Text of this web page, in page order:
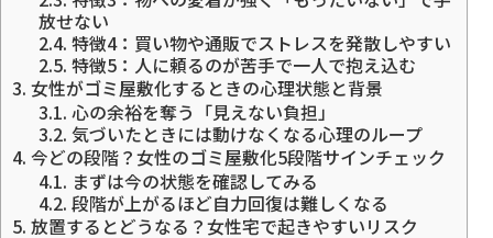
放せない
2.4. 特徴4：買い物や通販でストレスを発散しやすい
2.5. 特徴5：人に頼るのが苦手で一人で抱え込む
3. 女性がゴミ屋敷化するときの心理状態と背景
3.1. 心の余裕を奪う「見えない負担」
3.2. 気づいたときには動けなくなる心理のループ
4. 今どの段階？女性のゴミ屋敷化5段階サインチェック
4.1. まずは今の状態を確認してみる
4.2. 段階が上がるほど自力回復は難しくなる
5. 放置するとどうなる？女性宅で起きやすいリスク